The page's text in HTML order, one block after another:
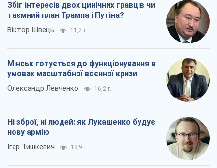
Збіг інтересів двох цинічних гравців чи
таємний план Трампа і Путіна?
Віктор Швець 11,2 т.
Мінськ готується до функціонування в
умовах масштабної воєнної кризи
Олександр Левченко 16,2 т.
Ні зброї, ні людей: як Лукашенко будує
нову армію
Ігар Тишкевич 13,9 т.